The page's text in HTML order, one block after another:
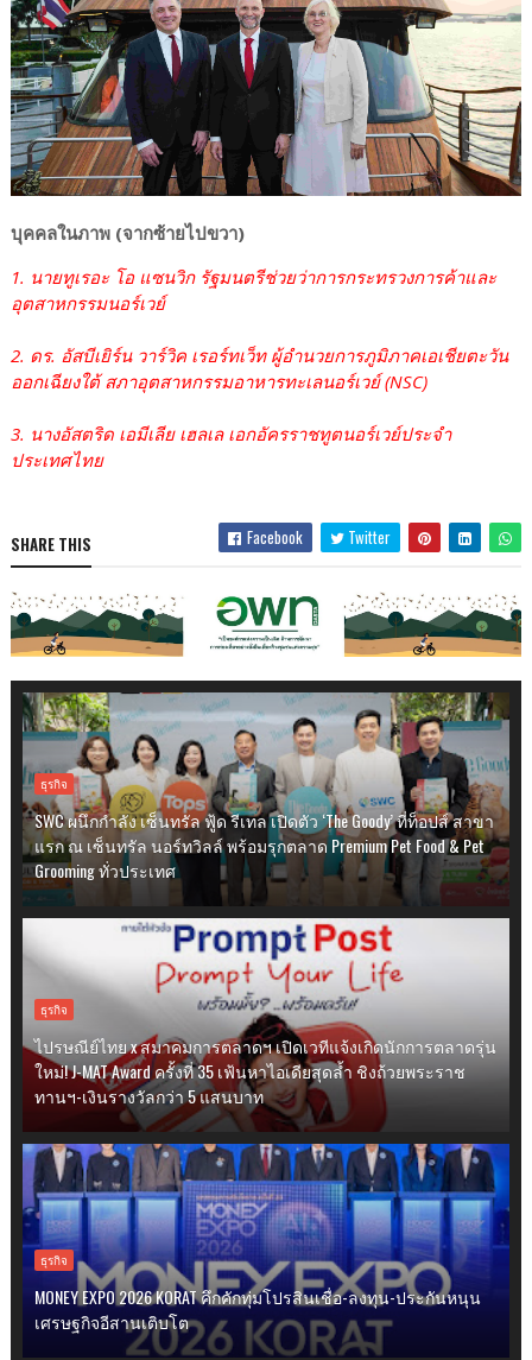
บุคคลในภาพ (จากซ้ายไปขวา)
1. นายทูเรอะ โอ แซนวิก รัฐมนตรีช่วยว่าการกระทรวงการค้าและ
อุตสาหกรรมนอร์เวย์
2. ดร. อัสบีเยิร์น วาร์วิค เรอร์ทเว็ท ผู้อำนวยการภูมิภาคเอเชียตะวัน
ออกเฉียงใต้ สภาอุตสาหกรรมอาหารทะเลนอร์เวย์ (NSC)
3. นางอัสตริด เอมีเลีย เฮลเล เอกอัครราชทูตนอร์เวย์ประจำ
ประเทศไทย
SHARE THIS Facebook Twitter
ธุรกิจ
SWC ผนึกกำลัง เซ็นทรัล ฟู้ด รีเทล เปิดตัว ‘The Goody’ ที่ท็อปส์ สาขา
แรก ณ เซ็นทรัล นอร์ทวิลล์ พร้อมรุกตลาด Premium Pet Food & Pet
Grooming ทั่วประเทศ
ธุรกิจ
ไปรษณีย์ไทย x สมาคมการตลาดฯ เปิดเวทีแจ้งเกิดนักการตลาดรุ่น
ใหม่! J-MAT Award ครั้งที่ 35 เฟ้นหาไอเดียสุดล้ำ ชิงถ้วยพระราช
ทานฯ-เงินรางวัลกว่า 5 แสนบาท
ธุรกิจ
MONEY EXPO 2026 KORAT คึกคักทุ่มโปรสินเชื่อ-ลงทุน-ประกันหนุน
เศรษฐกิจอีสานเติบโต